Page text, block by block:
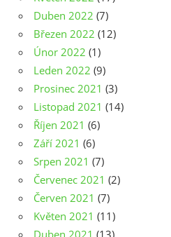
Duben 2022 (7)
Březen 2022 (12)
Únor 2022 (1)
Leden 2022 (9)
Prosinec 2021 (3)
Listopad 2021 (14)
Říjen 2021 (6)
Září 2021 (6)
Srpen 2021 (7)
Červenec 2021 (2)
Červen 2021 (7)
Květen 2021 (11)